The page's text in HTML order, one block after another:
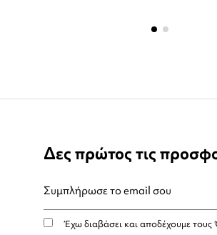
Δες πρώτος τις
Έχω διαβάσει και αποδέχουμε τους